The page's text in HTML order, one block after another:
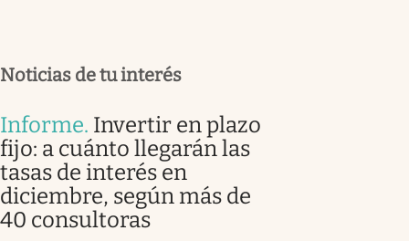
Noticias de tu interés
Informe. Invertir en plazo
fijo: a cuánto llegarán las
tasas de interés en
diciembre, según más de
40 consultoras